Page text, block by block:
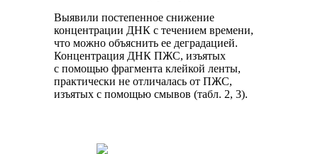
Выявили постепенное снижение
концентрации ДНК с течением времени,
что можно объяснить ее деградацией.
Концентрация ДНК ПЖС, изъятых
с помощью фрагмента клейкой ленты,
практически не отличалась от ПЖС,
изъятых с помощью смывов (табл. 2, 3).